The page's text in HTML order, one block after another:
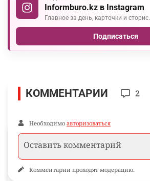
Informburo.kz в Instagram
Главное за день, карточки и сторис.
Подписаться
КОММЕНТАРИИ 2
Необходимо авторизоваться
Комментарии проходят модерацию.